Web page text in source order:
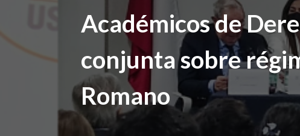
Académicos de
conjunta sobre
Romano